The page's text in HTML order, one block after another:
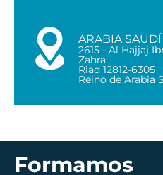
ARABIA SAUDÍ
2615 - Al Hajjaj
Zahra
Riad 12812-6305
Reino de Arabia
Formamos